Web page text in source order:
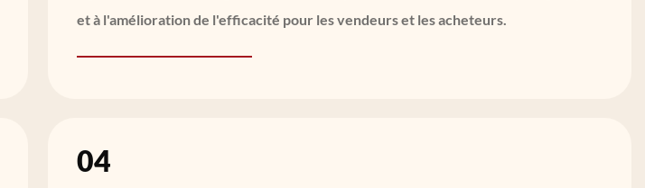
et à l'amélioration de l'efficacité pour les vendeurs et les acheteurs.
04